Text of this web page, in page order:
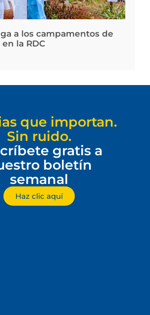
a los campamentos de
la RDC
que importan.
Sin ruido.
gratis a
boletín
semanal
Haz clic aquí